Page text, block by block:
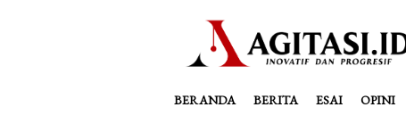
BERANDA BERITA ESAI OPINI